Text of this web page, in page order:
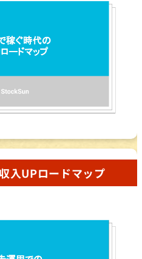
入UPロードマップ